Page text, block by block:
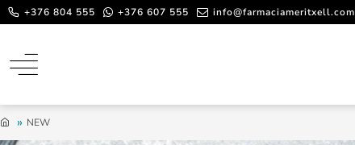
+376 804 555 +376 607 555 info@farmaciameritxell.com
NEW